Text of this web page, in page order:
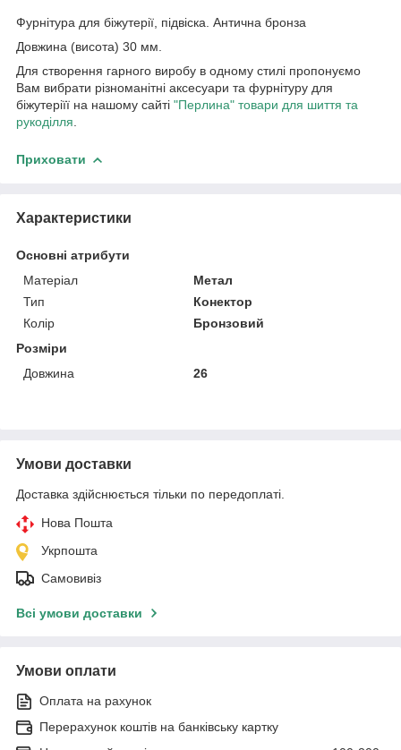
Фурнітура для біжутерії, підвіска. Антична бронза
Довжина (висота) 30 мм.
Для створення гарного виробу в одному стилі пропонуємо
Вам вибрати різноманітні аксесуари та фурнітуру для
біжутеріїї на нашому сайті "Перлина" товари для шиття та
рукоділля
Приховати
Характеристики
Основні атрибути
Матеріал
Метал
Тип
Конектор
Колір
Бронзовий
Розміри
Довжина
26
Умови доставки
Доставка здійснюється тільки по передоплаті.
Нова Пошта
Укрпошта
Самовивіз
Всі умови доставки
Умови оплати
Оплата на рахунок
Перерахунок коштів на банківську картку